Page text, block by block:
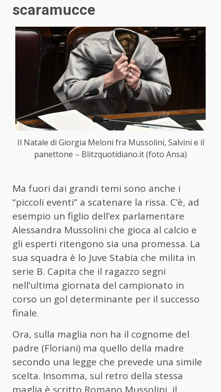
scaramucce
Il Natale di Giorgia Meloni fra Mussolini, Salvini e il
panettone – Blitzquotidiano.it (foto Ansa)
Ma fuori dai grandi temi sono anche i
“piccoli eventi” a scatenare la rissa. C’è, ad
esempio un figlio dell’ex parlamentare
Alessandra Mussolini che gioca al calcio e
gli esperti ritengono sia una promessa. La
sua squadra è lo Juve Stabia che milita in
serie B. Capita che il ragazzo segni
nell’ultima giornata del campionato in
corso un gol determinante per il successo
finale.
Ora, sulla maglia non ha il cognome del
padre (Floriani) ma quello della madre
secondo una legge che prevede una simile
scelta. Insomma, sul retro della stessa